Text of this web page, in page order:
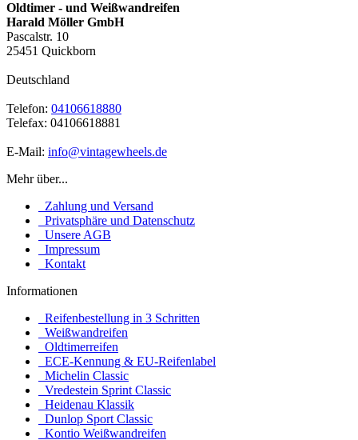
Oldtimer - und Weißwandreifen
Harald Möller GmbH
Pascalstr. 10
25451 Quickborn
Deutschland
Telefon: 04106618880
Telefax: 04106618881
E-Mail: info@vintagewheels.de
Mehr über...
Zahlung und Versand
Privatsphäre und Datenschutz
Unsere AGB
Impressum
Kontakt
Informationen
Reifenbestellung in 3 Schritten
Weißwandreifen
Oldtimerreifen
ECE-Kennung & EU-Reifenlabel
Michelin Classic
Vredestein Sprint Classic
Heidenau Klassik
Dunlop Sport Classic
Kontio Weißwandreifen